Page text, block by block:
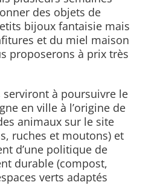
des objets de
bijoux fantaisie mais
et du miel maison
proposerons à prix très
serviront à poursuivre le
en ville à l’origine de
animaux sur le site
ruches et moutons) et
d’une politique de
durable (compost,
verts adaptés